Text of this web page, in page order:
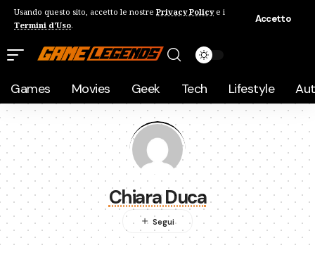
Usando questo sito, accetto le nostre Privacy Policye i
Termini d'Uso.
Accetto
Games Movies Geek Tech Lifestyle
Chiara Duca